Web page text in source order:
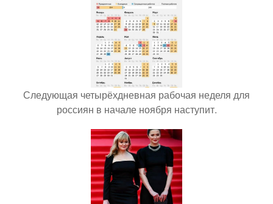
Следующая четырёхдневная рабочая неделя для
россиян в начале ноября наступит.